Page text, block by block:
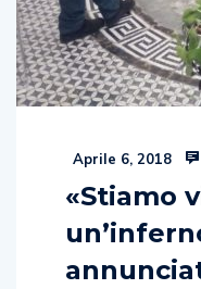
Aprile 6, 2018
«Stiamo